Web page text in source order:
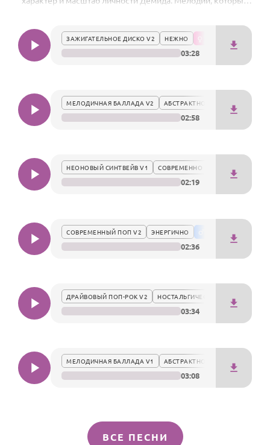
По годам
мужскую харизму и статус.
ЗАЖИГАТЕЛЬНОЕ ДИСКО V2 НЕЖНО
03:28
МЕЛОДИЧНАЯ БАЛЛАДА V2 АБСТРАКТНО
02:58
НЕОНОВЫЙ СИНТВЕЙВ V1 СОВРЕМЕННО
02:19
СОВРЕМЕННЫЙ ПОП V2 ЭНЕРГИЧНО
02:36
ДРАЙВОВЫЙ ПОП-РОК V2 НОСТАЛЬГИЧЕСКИ
03:34
МЕЛОДИЧНАЯ БАЛЛАДА V1 АБСТРАКТНО
03:08
ВСЕ ПЕСНИ